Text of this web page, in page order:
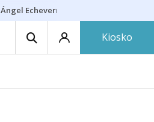
Ángel Echeverría
Kiosko